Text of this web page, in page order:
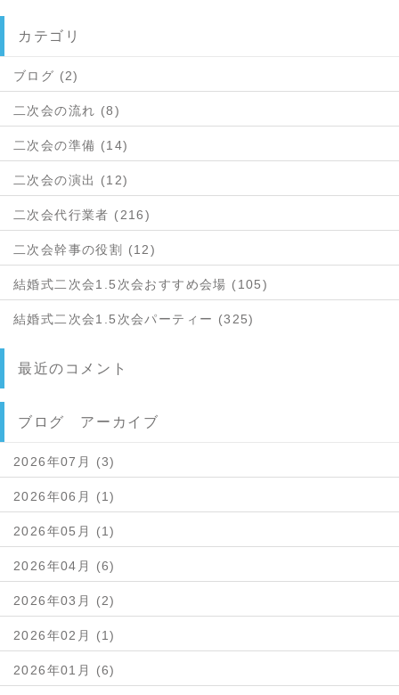
カテゴリ
ブログ (2)
二次会の流れ (8)
二次会の準備 (14)
二次会の演出 (12)
二次会代行業者 (216)
二次会幹事の役割 (12)
結婚式二次会1.5次会おすすめ会場 (105)
結婚式二次会1.5次会パーティー (325)
最近のコメント
ブログ アーカイブ
2026年07月 (3)
2026年06月 (1)
2026年05月 (1)
2026年04月 (6)
2026年03月 (2)
2026年02月 (1)
2026年01月 (6)